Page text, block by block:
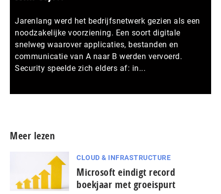
Jarenlang werd het bedrijfsnetwerk gezien als een
noodzakelijke voorziening. Een soort digitale
snelweg waarover applicaties, bestanden en
communicatie van A naar B werden vervoerd.
Security speelde zich elders af: in...
Meer lezen
CLOUD & INFRASTRUCTURE
Microsoft eindigt record
boekjaar met groeispurt